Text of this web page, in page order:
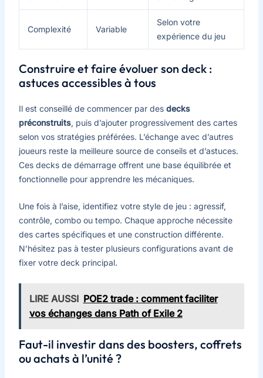
Complexité Variable
Selon votre
expérience du jeu
Construire et faire évoluer son deck :
astuces accessibles à tous
Il est conseillé de commencer par des decks
préconstruits, puis d’ajouter progressivement des cartes
selon vos stratégies préférées. L’échange avec d’autres
joueurs reste la meilleure source de conseils et d’astuces.
Ces decks de démarrage offrent une base équilibrée et
fonctionnelle pour apprendre les mécaniques.
Une fois à l’aise, identifiez votre style de jeu : agressif,
contrôle, combo ou tempo. Chaque approche nécessite
des cartes spécifiques et une construction différente.
N’hésitez pas à tester plusieurs configurations avant de
fixer votre deck principal.
LIRE AUSSI POE2 trade : comment faciliter
vos échanges dans Path of Exile 2
Faut-il investir dans des boosters, coffrets
ou achats à l’unité ?